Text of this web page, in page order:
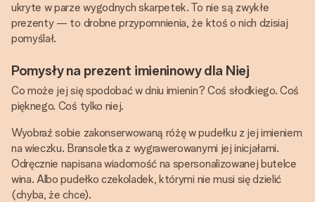
ukryte w parze wygodnych skarpetek. To nie są zwykłe
prezenty — to drobne przypomnienia, że ​​ktoś o nich dzisiaj
pomyślał.
Pomysły na prezent imieninowy dla Niej
Co może jej się spodobać w dniu imienin? Coś słodkiego. Coś
pięknego. Coś tylko niej.
Wyobraź sobie zakonserwowaną różę w pudełku z jej imieniem
na wieczku. Bransoletka z wygrawerowanymi jej inicjałami.
Odręcznie napisana wiadomość na spersonalizowanej butelce
wina. Albo pudełko czekoladek, którymi nie musi się dzielić
(chyba, że chce).